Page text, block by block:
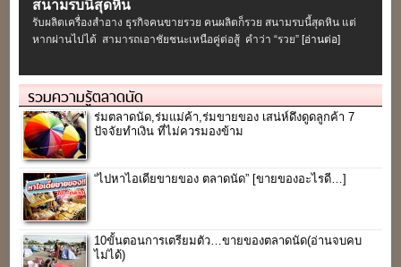
สนามรบนี้สุดหิน
รับผลิตเครื่องสําอาง ธุรกิจคนขายรวย คนผลิตก็รวย สนามรบนี้สุดหิน แต่
หากผ่านไปได้ สามารถเอาชัยชนะเหนือคู่ต่อสู้ คำว่า “รวย” [อ่านต่อ]
รวมความรู้ตลาดนัด
ร่มตลาดนัด,ร่มแม่ค้า,ร่มขายของ เสน่ห์ดึงดูดลูกค้า 7
ปัจจัยทำเงิน ที่ไม่ควรมองข้าม
“ไปหาไอเดียขายของ ตลาดนัด” [ขายของอะไรดี…]
10ขั้นตอนการเตรียมตัว…ขายของตลาดนัด(อ่านจบคบ
ไม่ได้)